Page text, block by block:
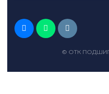
© ОТК